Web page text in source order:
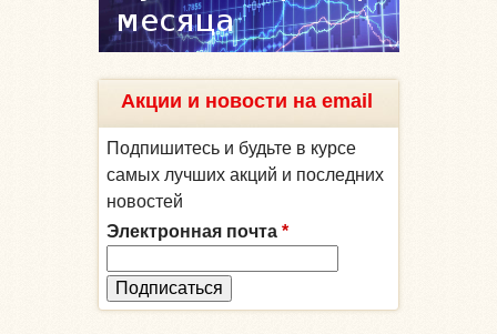
Акции и новости на email
Подпишитесь и будьте в курсе
самых лучших акций и последних
новостей
Электронная почта *